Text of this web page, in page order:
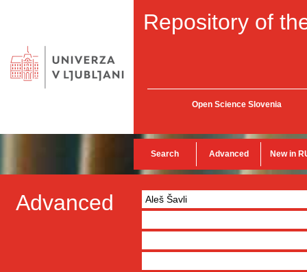
Repository of
Open Science Slovenia
Search Advanced New in
Advanced